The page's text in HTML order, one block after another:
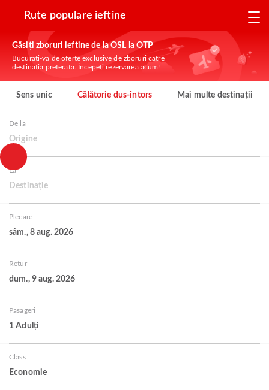
Rute populare ieftine
Găsiți zboruri ieftine de la OSL la OTP
Bucurați-vă de oferte exclusive de zboruri către
destinația preferată. Începeți rezervarea acum!
Sens unic Călătorie dus-întors Mai multe destinații
De la
Origine
La
Destinație
Plecare
sâm., 8 aug. 2026
Retur
dum., 9 aug. 2026
Pasageri
1 Adulți
Class
Economie